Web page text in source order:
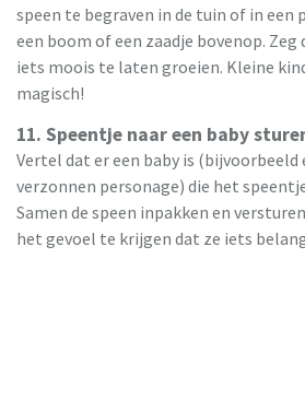
speen te begraven in de tuin of in
een boom of een zaadje bovenop.
iets moois te laten groeien. Kleine
magisch!
11. Speentje naar een baby
Vertel dat er een baby is
verzonnen personage) die het
Samen de speen inpakken en
het gevoel te krijgen dat ze iets